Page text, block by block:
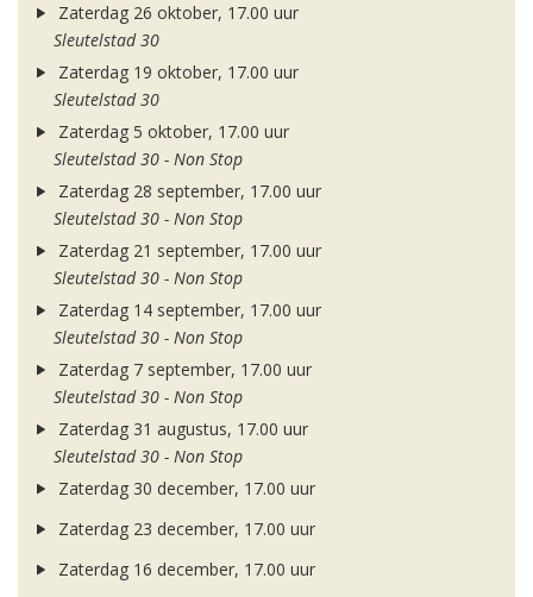
Zaterdag 26 oktober, 17.00 uur
Sleutelstad 30
Zaterdag 19 oktober, 17.00 uur
Sleutelstad 30
Zaterdag 5 oktober, 17.00 uur
Sleutelstad 30 - Non Stop
Zaterdag 28 september, 17.00 uur
Sleutelstad 30 - Non Stop
Zaterdag 21 september, 17.00 uur
Sleutelstad 30 - Non Stop
Zaterdag 14 september, 17.00 uur
Sleutelstad 30 - Non Stop
Zaterdag 7 september, 17.00 uur
Sleutelstad 30 - Non Stop
Zaterdag 31 augustus, 17.00 uur
Sleutelstad 30 - Non Stop
Zaterdag 30 december, 17.00 uur
Zaterdag 23 december, 17.00 uur
Zaterdag 16 december, 17.00 uur